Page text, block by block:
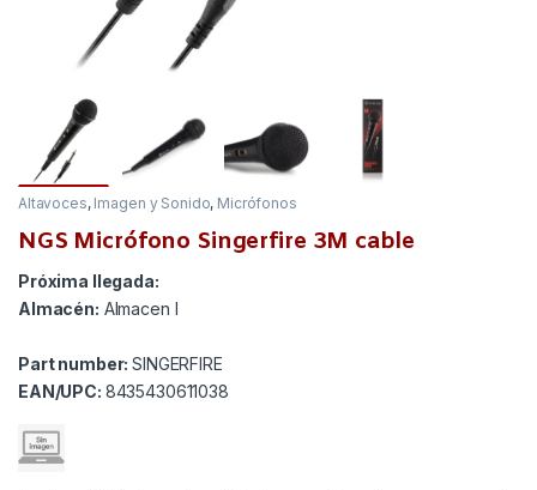
Altavoces, Imagen y Sonido, Micrófonos
NGS Micrófono Singerfire 3M cable
Próxima llegada:
Almacén: Almacen I
Part number:SINGERFIRE
EAN/UPC: 8435430611038